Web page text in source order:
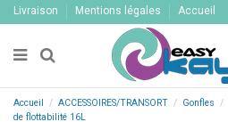
Livraison Mentions légales Accueil
Accueil ACCESSOIRES/TRANSORT Gonfles
de flottabilité 16L